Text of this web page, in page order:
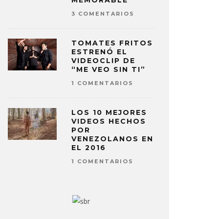
3 COMENTARIOS
TOMATES FRITOS
ESTRENÓ EL
VIDEOCLIP DE
“ME VEO SIN TI”
1 COMENTARIOS
LOS 10 MEJORES
VIDEOS HECHOS
POR
VENEZOLANOS EN
EL 2016
1 COMENTARIOS